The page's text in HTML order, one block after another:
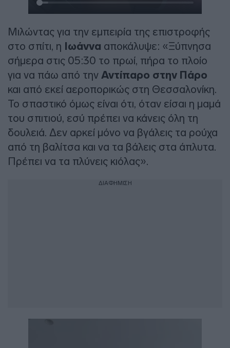
Μιλώντας για την εμπειρία της επιστροφής
στο σπίτι, η Ιωάννα αποκάλυψε: «Ξύπνησα
σήμερα στις 05:30 το πρωί, πήρα το πλοίο
για να πάω από την Αντίπαρο στην Πάρο
και από εκεί αεροπορικώς στη Θεσσαλονίκη.
Το σπαστικό όμως είναι ότι, όταν είσαι η μαμά
του σπιτιού, εσύ πρέπει να κάνεις όλη τη
δουλειά. Δεν αρκεί μόνο να βγάλεις τα ρούχα
από τη βαλίτσα και να τα βάλεις στα άπλυτα.
Πρέπει να τα πλύνεις κιόλας».
ΔΙΑΦΗΜΙΣΗ